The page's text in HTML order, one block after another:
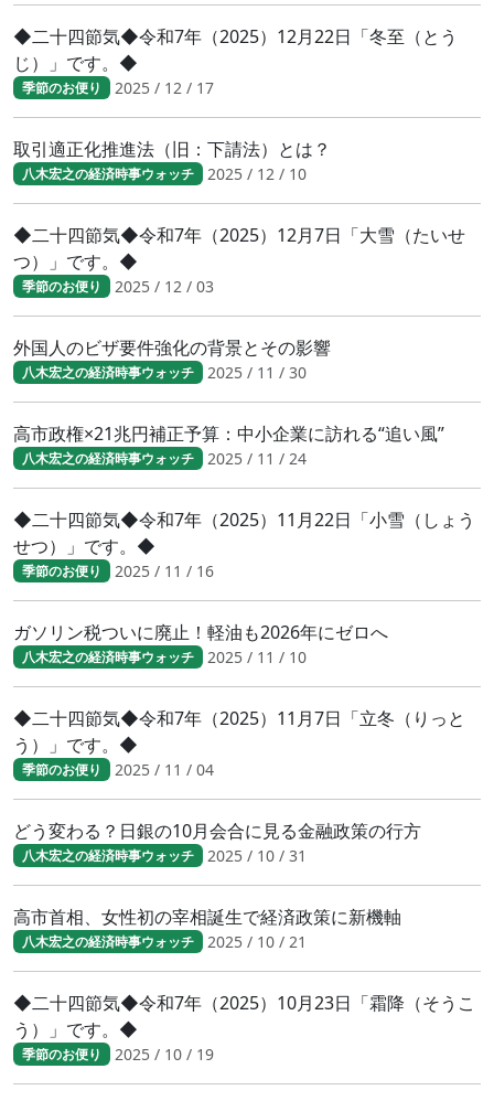
◆二十四節気◆令和7年（2025）12月22日「冬至（とう
じ）」です。◆
季節のお便り 2025 / 12 / 17
取引適正化推進法（旧：下請法）とは？
八木宏之の経済時事ウォッチ 2025 / 12 / 10
◆二十四節気◆令和7年（2025）12月7日「大雪（たいせ
つ）」です。◆
季節のお便り 2025 / 12 / 03
外国人のビザ要件強化の背景とその影響
八木宏之の経済時事ウォッチ 2025 / 11 / 30
高市政権×21兆円補正予算：中小企業に訪れる“追い風”
八木宏之の経済時事ウォッチ 2025 / 11 / 24
◆二十四節気◆令和7年（2025）11月22日「小雪（しょう
せつ）」です。◆
季節のお便り 2025 / 11 / 16
ガソリン税ついに廃止！軽油も2026年にゼロへ
八木宏之の経済時事ウォッチ 2025 / 11 / 10
◆二十四節気◆令和7年（2025）11月7日「立冬（りっと
う）」です。◆
季節のお便り 2025 / 11 / 04
どう変わる？日銀の10月会合に見る金融政策の行方
八木宏之の経済時事ウォッチ 2025 / 10 / 31
高市首相、女性初の宰相誕生で経済政策に新機軸
八木宏之の経済時事ウォッチ 2025 / 10 / 21
◆二十四節気◆令和7年（2025）10月23日「霜降（そうこ
う）」です。◆
季節のお便り 2025 / 10 / 19